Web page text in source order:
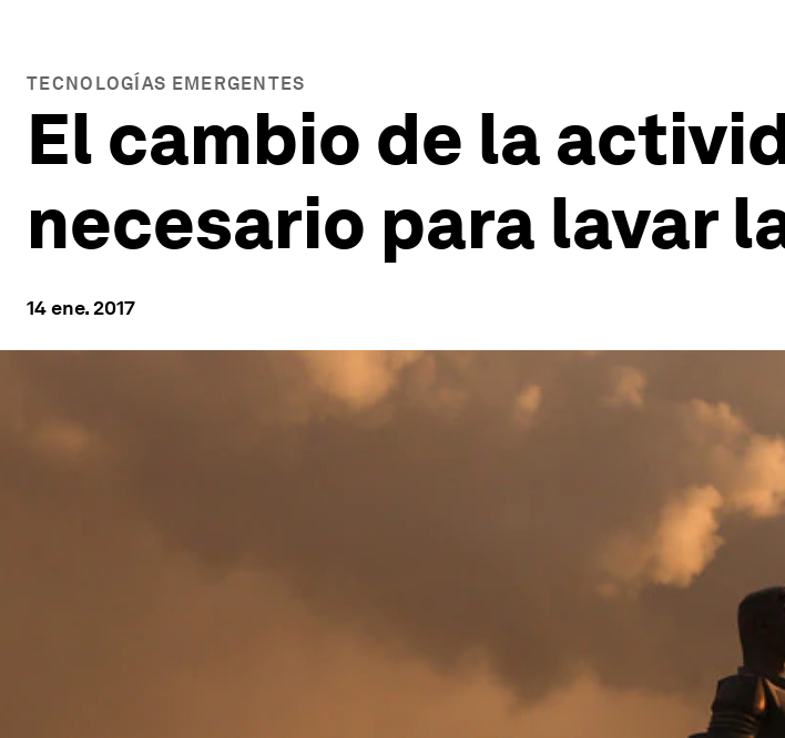
TECNOLOGÍAS EMERGENTES
El cambio de la
necesario para lavar
14 ene. 2017